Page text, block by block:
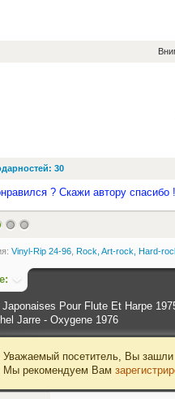
30
? Скажи автору спасибо !
Vinyl-Rip 24-96 Rock, Art-rock, Hard-
Japonaises Pour Flute Et Harpe
Jarre - Oxygene 1976
Уважаемый посетитель, Вы зашли
Мы рекомендуем Вам